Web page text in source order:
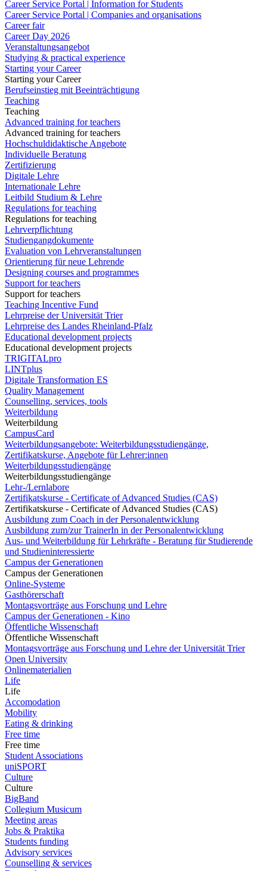
Career Service Portal | Information for Students
Career Service Portal | Companies and organisations
Career fair
Career Day 2026
Veranstaltungsangebot
Studying & practical experience
Starting your Career
Starting your Career
Berufseinstieg mit Beeinträchtigung
Teaching
Teaching
Advanced training for teachers
Advanced training for teachers
Hochschuldidaktische Angebote
Individuelle Beratung
Zertifizierung
Digitale Lehre
Internationale Lehre
Leitbild Studium & Lehre
Regulations for teaching
Regulations for teaching
Lehrverpflichtung
Studiengangdokumente
Evaluation von Lehrveranstaltungen
Orientierung für neue Lehrende
Designing courses and programmes
Support for teachers
Support for teachers
Teaching Incentive Fund
Lehrpreise der Universität Trier
Lehrpreise des Landes Rheinland-Pfalz
Educational development projects
Educational development projects
TRIGITALpro
LINTplus
Digitale Transformation ES
Quality Management
Counselling, services, tools
Weiterbildung
Weiterbildung
CampusCard
Weiterbildungsangebote: Weiterbildungsstudiengänge,
Zertifikatskurse, Angebote für Lehrer:innen
Weiterbildungsstudiengänge
Weiterbildungsstudiengänge
Lehr-/Lernlabore
Zertifikatskurse - Certificate of Advanced Studies (CAS)
Zertifikatskurse - Certificate of Advanced Studies (CAS)
Ausbildung zum Coach in der Personalentwicklung
Ausbildung zum/zur TrainerIn in der Personalentwicklung
Aus- und Weiterbildung für Lehrkräfte - Beratung für Studierende
und Studieninteressierte
Campus der Generationen
Campus der Generationen
Online-Systeme
Gasthörerschaft
Montagsvorträge aus Forschung und Lehre
Campus der Generationen - Kino
Öffentliche Wissenschaft
Öffentliche Wissenschaft
Montagsvorträge aus Forschung und Lehre der Universität Trier
Open University
Onlinematerialien
Life
Life
Accomodation
Mobility
Eating & drinking
Free time
Free time
Student Associations
uniSPORT
Culture
Culture
BigBand
Collegium Musicum
Meeting areas
Jobs & Praktika
Students funding
Advisory services
Counselling & services